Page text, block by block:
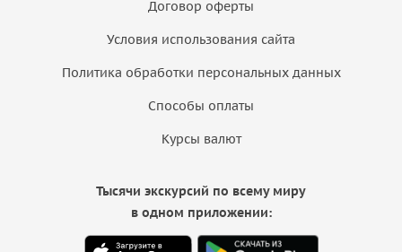
Договор оферты
Условия использования сайта
Политика обработки персональных данных
Способы оплаты
Курсы валют
Тысячи экскурсий по всему миру
в одном приложении: